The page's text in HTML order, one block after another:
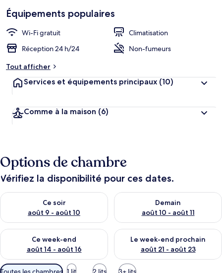
Équipements populaires
Wi-Fi gratuit
Climatisation
Réception 24 h/24
Non-fumeurs
Tout afficher
Services et équipements principaux (10)
Comme à la maison (6)
Options de chambre
Vérifiez la disponibilité pour ces dates.
Ce soir
août 9 - août 10
Vérifier la disponibilité pour ce soir août 9 - août 10
Demain
août 10 - août 11
Vérifier la disponibilité pour
Ce week-end
août 14 - août 16
Vérifier la disponibilité pour ce week-end août 14 - août 16
Le week-end prochain
août 21 - août 23
Vérifier la disponibilité pour
Filtres